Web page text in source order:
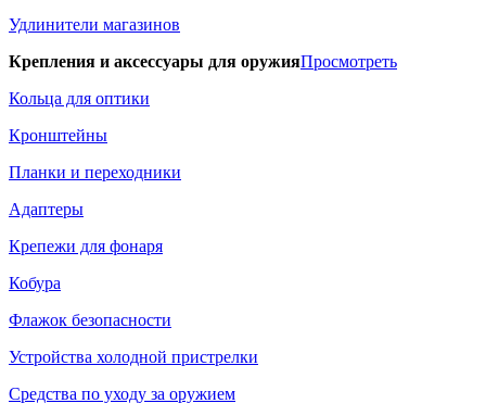
Удлинители магазинов
Крепления и аксессуары для оружияПросмотреть
Кольца для оптики
Кронштейны
Планки и переходники
Адаптеры
Крепежи для фонаря
Кобура
Флажок безопасности
Устройства холодной пристрелки
Средства по уходу за оружием